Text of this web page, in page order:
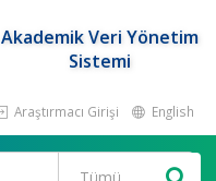
Akademik Veri Yönetim
Sistemi
Araştırmacı Girişi English